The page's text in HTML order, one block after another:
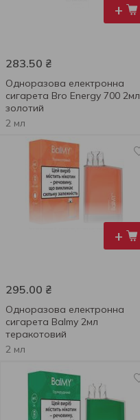
+
283.50 ₴
Одноразова електронна
сигарета Bro Energy 700 2мл
золотий
2 мл
+
295.00 ₴
Одноразова електронна
сигарета Balmy 2мл
теракотовий
2 мл